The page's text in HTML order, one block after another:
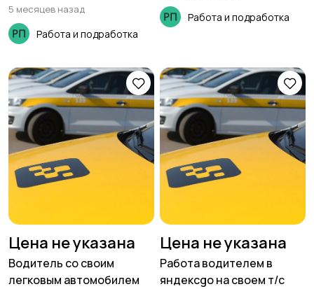
5 месяцев назад
Работа и подработка
Работа и подработка
Цена не указана
Водитель со своим
легковым автомобилем
Цена не указана
Работа водителем в
яндексgo на своем т/с